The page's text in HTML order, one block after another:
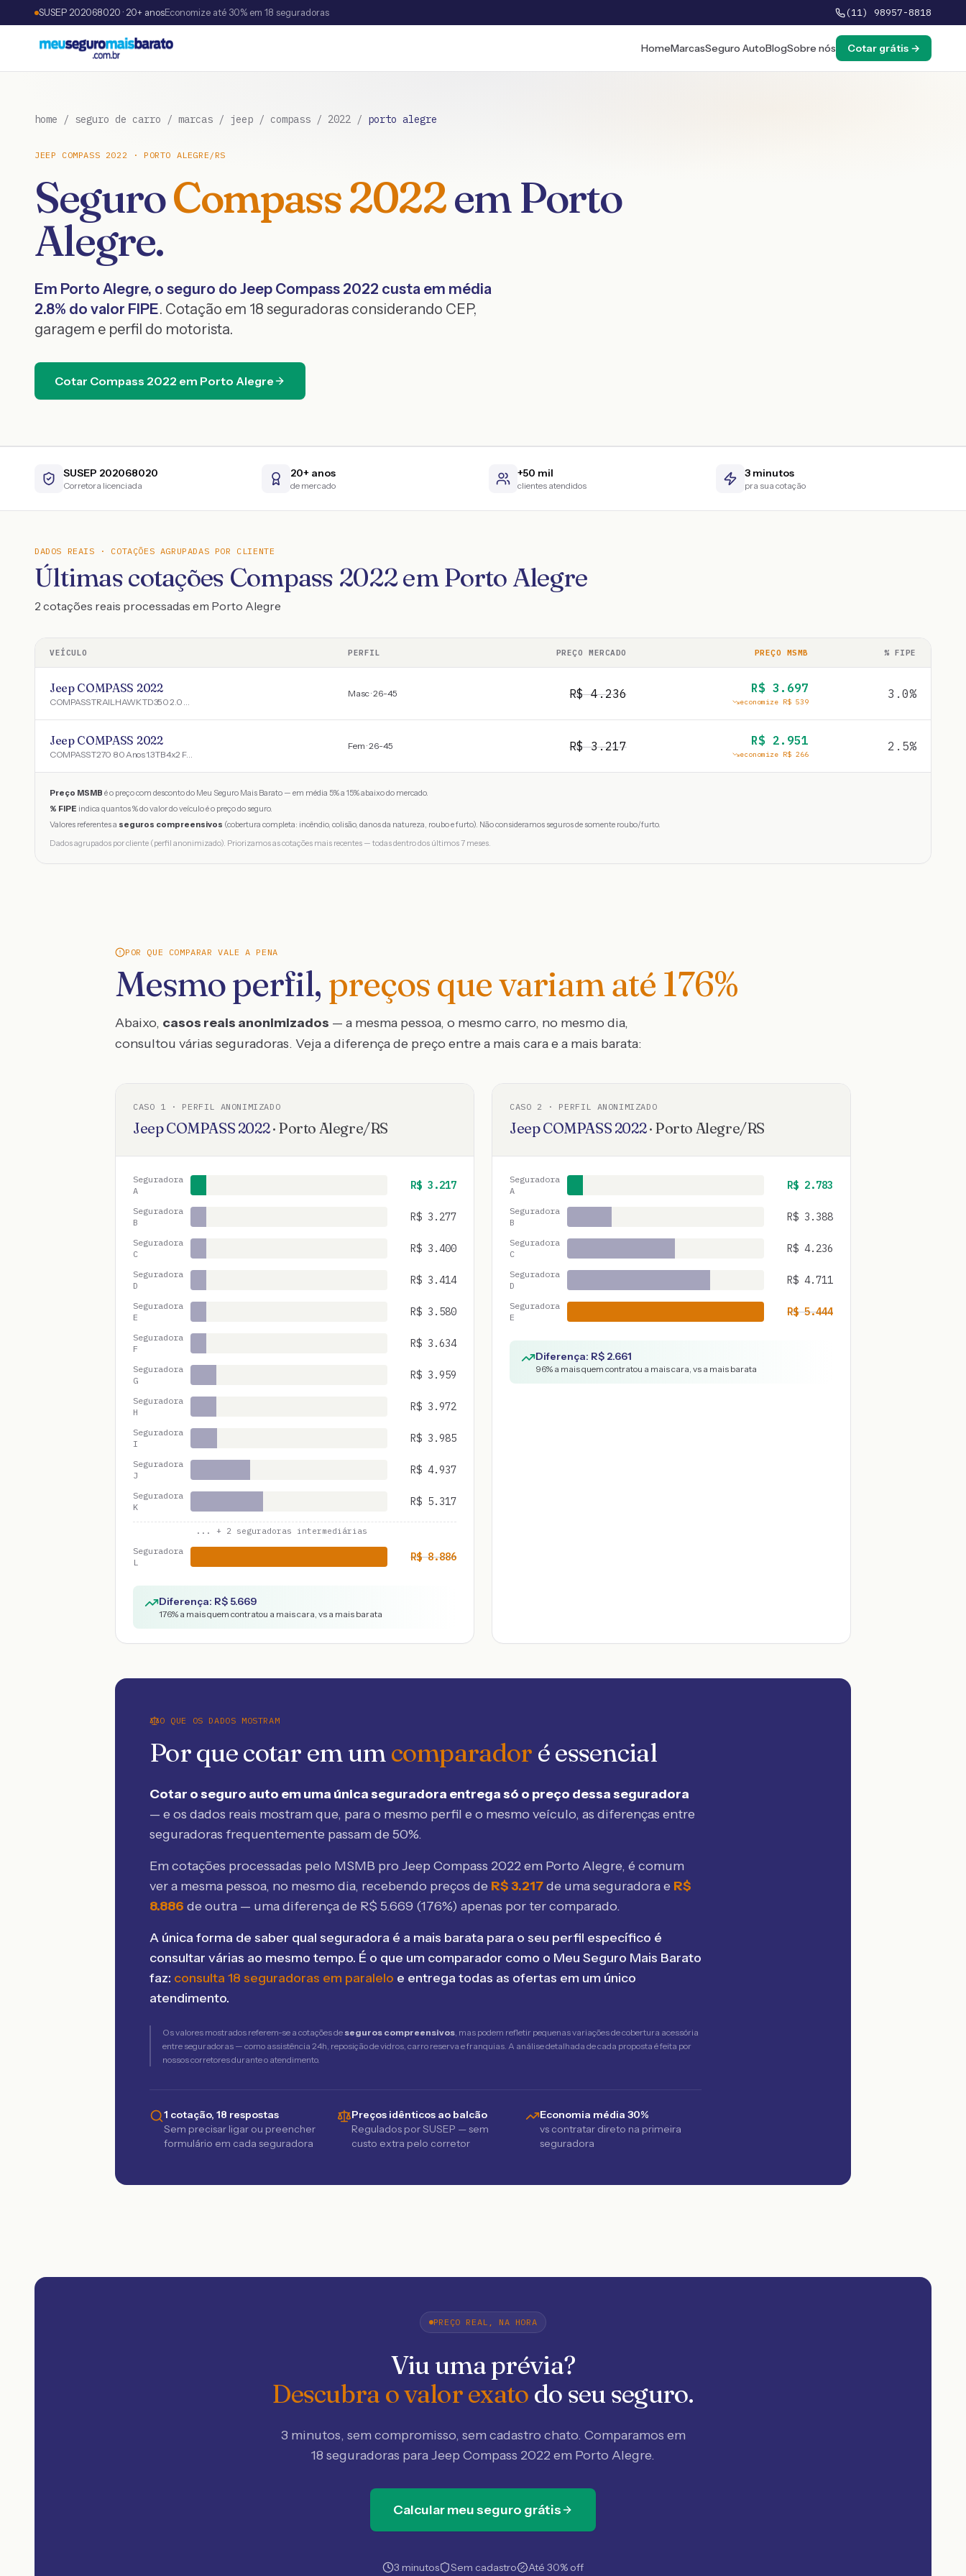
SUSEP 202068020 · 20+ anosEconomize até 30% em 18 seguradoras (11) 98957-8818
HomeMarcasSeguro AutoBlogSobre nós Cotar grátis →
home / seguro de carro / marcas / jeep / compass / 2022 / porto alegre
JEEP COMPASS 2022 ·PORTO ALEGRE /RS
SeguroCompass2022emPorto
Alegre.
Em Porto Alegre, o seguro do Jeep Compass 2022 custa em média
2.8% do valor FIPE. Cotação em 18 seguradoras considerando CEP,
garagem e perfil do motorista.
Cotar Compass 2022 em Porto Alegre
SUSEP 202068020
Corretora licenciada
20+ anos
de mercado
+50 mil
clientes atendidos
3 minutos
pra sua cotação
DADOS REAIS · COTAÇÕES AGRUPADAS POR CLIENTE
Últimas cotações Compass 2022 em Porto Alegre
2 cotações reais processadas em Porto Alegre
VEÍCULO PERFIL PREÇO MERCADO PREÇO MSMB % FIPE
Jeep COMPASS 2022
COMPASS TRAILHAWK TD350 2.0 4x4 Die. Aut
Masc · 26-45 R$4.236 R$ 3.697
economize R$ 539
3.0%
Jeep COMPASS 2022
COMPASS T270 80 Anos 1.3 TB 4x2 Flex Aut
Fem · 26-45 R$3.217 R$ 2.951
economize R$ 266
2.5%
Preço MSMB é o preço com desconto do Meu Seguro Mais Barato — em média 5% a 15% abaixo do mercado.
% FIPE indica quantos % do valor do veículo é o preço do seguro.
Valores referentes a seguros compreensivos (cobertura completa: incêndio, colisão, danos da natureza, roubo e furto). Não consideramos seguros de somente roubo/furto.
Dados agrupados por cliente (perfil anonimizado). Priorizamos as cotações mais recentes — todas dentro dos últimos 7 meses.
POR QUE COMPARAR VALE A PENA
Mesmo perfil, preços que variam até 176%
Abaixo, casos reais anonimizados — a mesma pessoa, o mesmo carro, no mesmo dia,
consultou várias seguradoras. Veja a diferença de preço entre a mais cara e a mais barata:
CASO 1 · PERFIL ANONIMIZADO
JeepCOMPASS 2022· Porto Alegre/RS
Seguradora
A
R$ 3.217
Seguradora
B
R$ 3.277
Seguradora
C
R$ 3.400
Seguradora
D
R$ 3.414
Seguradora
E
R$ 3.580
Seguradora
F
R$ 3.634
Seguradora
G
R$ 3.959
Seguradora
H
R$ 3.972
Seguradora
I
R$ 3.985
Seguradora
J
R$ 4.937
Seguradora
K
R$ 5.317
... + 2 seguradoras intermediárias
Seguradora
L
R$8.886
Diferença: R$5.669
176% a mais quem contratou a mais cara, vs a mais barata
CASO 2 · PERFIL ANONIMIZADO
JeepCOMPASS 2022· Porto Alegre/RS
Seguradora
A
R$ 2.783
Seguradora
B
R$ 3.388
Seguradora
C
R$ 4.236
Seguradora
D
R$ 4.711
Seguradora
E
R$5.444
Diferença: R$ 2.661
96% a mais quem contratou a mais cara, vs a mais barata
O QUE OS DADOS MOSTRAM
Por que cotar em umcomparador é essencial
Cotar o seguro auto em uma única seguradora entrega só o preço dessa seguradora
— e os dados reais mostram que, para o mesmo perfil e o mesmo veículo, as diferenças entre
seguradoras frequentemente passam de 50%.
Em cotações processadas pelo MSMB pro Jeep Compass 2022 em Porto Alegre, é comum
ver a mesma pessoa, no mesmo dia, recebendo preços de R$3.217de uma seguradora e R$
8.886 de outra — uma diferença de R$ 5.669 (176%) apenas por ter comparado.
A única forma de saber qual seguradora é a mais barata para o seu perfil específico é
consultar várias ao mesmo tempo. É o que um comparador como o Meu Seguro Mais Barato
faz: consulta 18 seguradoras em paralelo e entrega todas as ofertas em um único
atendimento.
Os valores mostrados referem-se a cotações de seguros compreensivos, mas podem refletir pequenas variações de cobertura acessória
entre seguradoras — como assistência 24h, reposição de vidros, carro reserva e franquias. A análise detalhada de cada proposta é feita por
nossos corretores durante o atendimento.
1 cotação, 18 respostas
Sem precisar ligar ou preencher
formulário em cada seguradora
Preços idênticos ao balcão
Regulados por SUSEP — sem
custo extra pelo corretor
Economia média 30%
vs contratar direto na primeira
seguradora
PREÇO REAL, NA HORA
Viu uma prévia?
Descubra o valor exato do seu seguro.
3 minutos, sem compromisso, sem cadastro chato. Comparamos em
18 seguradoras para Jeep Compass 2022 em Porto Alegre.
Calcular meu seguro grátis
3 minutos Sem cadastro Até 30% off